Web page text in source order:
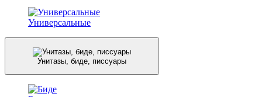
Универсальные
Унитазы, биде, писсуары